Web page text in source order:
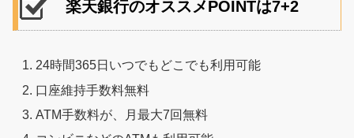
楽天銀行のオススメPOINTは7+2
24時間365日いつでもどこでも利用可能
口座維持手数料無料
ATM手数料が、月最大7回無料